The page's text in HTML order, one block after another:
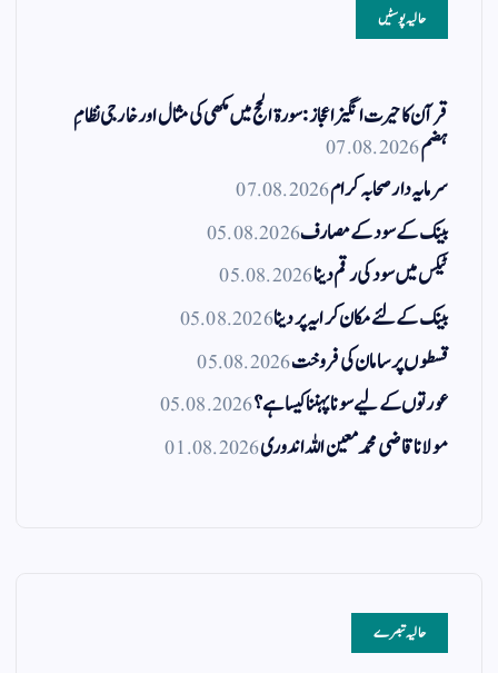
حالیہ پوسٹیں
قرآن کا حیرت انگیز اعجاز: سورۃ الحج میں مکھی کی مثال اور خارجی نظامِ
ہضم07.08.2026
سرمایہ دار صحابہ کرام07.08.2026
بینک کے سود کے مصارف05.08.2026
ٹیکس میں سود کی رقم دینا05.08.2026
بینک کے لئے مکان کرایہ پر دینا05.08.2026
قسطوں پر سامان کی فروخت05.08.2026
عورتوں کے لیے سونا پہننا کیسا ہے؟05.08.2026
مولانا قاضی محمد معین اللہ اندوری01.08.2026
حالیہ تبصرے